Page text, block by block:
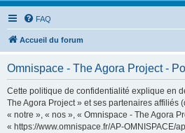
FAQ
Accueil du forum
Omnispace - The Agora Project -
Cette politique de confidentialité explique en
The Agora Project » et ses partenaires affiliés
« notre », « nos », « Omnispace - The Agora
« https://www.omnispace.fr/AP-OMNISPACE/